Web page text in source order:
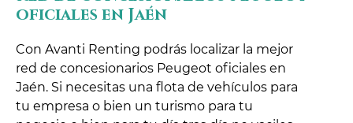
oficiales en Jaén
Con Avanti Renting podrás localizar la mejor
red de concesionarios Peugeot oficiales en
Jaén. Si necesitas una flota de vehículos para
tu empresa o bien un turismo para tu